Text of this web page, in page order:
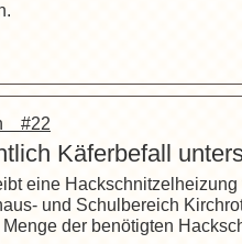
#22
Käferbefall
eine
und Schulbereich
der benötigten